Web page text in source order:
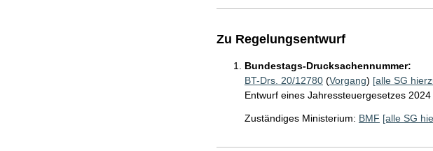
Zu Regelungsentwurf
Bundestags-Drucksachennummer:
BT-Drs. 20/12780(Vorgang) [alle SG
Entwurf eines Jahressteuergesetzes
Zuständiges Ministerium: BMF [alle SG